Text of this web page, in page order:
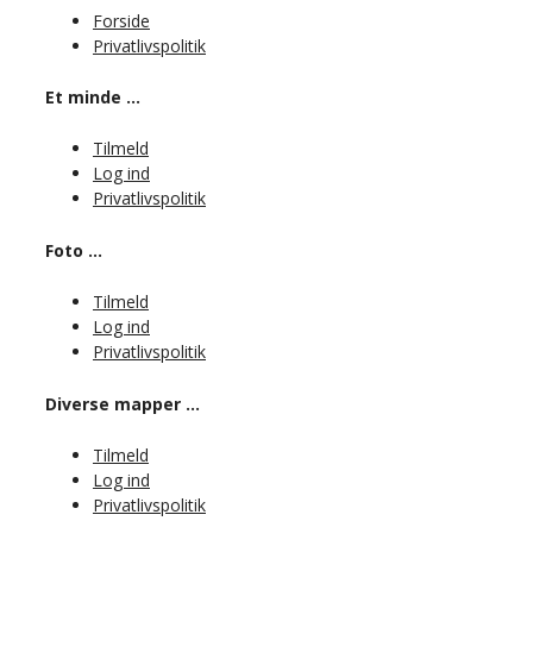
Forside
Privatlivspolitik
Et minde …
Tilmeld
Log ind
Privatlivspolitik
Foto …
Tilmeld
Log ind
Privatlivspolitik
Diverse mapper …
Tilmeld
Log ind
Privatlivspolitik